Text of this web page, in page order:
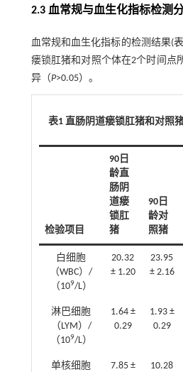
2.3 血常规与血生化指标检测
血常规和血生化指标的检测结果(
瘘锁肛猪和对照个体在2个时间点
异（P>0.05）。
表1 直肠阴道瘘锁肛猪和对照
检验项目
90日
龄直
肠阴
道瘘
锁肛
猪
90日
龄对
照猪
白细胞
（WBC）/
（109/L）
20.32
± 1.20
23.95
± 2.16
淋巴细胞
（LYM）/
（109/L）
1.64 ±
0.29
1.93 ±
0.29
单核细胞 7.85 ± 10.28